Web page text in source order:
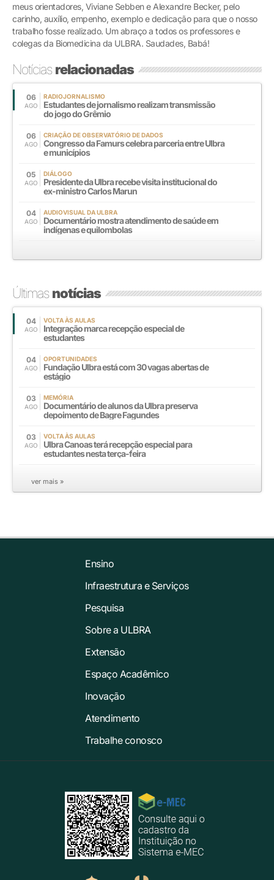
meus orientadores, Viviane Sebben e Alexandre Becker, pelo
carinho, auxílio, empenho, exemplo e dedicação para que o nosso
trabalho fosse realizado. Um abraço a todos os professores e
colegas da Biomedicina da ULBRA. Saudades, Babá!
Notíciasrelacionadas
06
AGO
RADIOJORNALISMO
Estudantes de jornalismo realizam transmissão
do jogo do Grêmio
06
AGO
CRIAÇÃO DE OBSERVATÓRIO DE DADOS
Congresso da Famurs celebra parceria entre Ulbra
e municípios
05
AGO
DIÁLOGO
Presidente da Ulbra recebe visita institucional do
ex-ministro Carlos Marun
04
AGO
AUDIOVISUAL DA ULBRA
Documentário mostra atendimento de saúde em
indígenas e quilombolas
Últimasnotícias
04
AGO
VOLTA ÀS AULAS
Integração marca recepção especial de
estudantes
04
AGO
OPORTUNIDADES
Fundação Ulbra está com 30 vagas abertas de
estágio
03
AGO
MEMÓRIA
Documentário de alunos da Ulbra preserva
depoimento de Bagre Fagundes
03
AGO
VOLTA ÀS AULAS
Ulbra Canoas terá recepção especial para
estudantes nesta terça-feira
ver mais »
Ensino
Infraestrutura e Serviços
Pesquisa
Sobre a ULBRA
Extensão
Espaço Acadêmico
Inovação
Atendimento
Trabalhe conosco